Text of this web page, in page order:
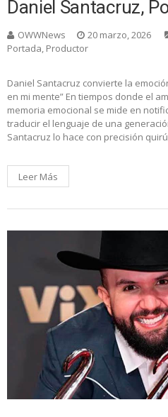
Daniel Santacruz,
OWWNews 20 marzo, 2026
Portada, Productor
Daniel Santacruz convierte la
en mi mente” En tiempos donde el
memoria emocional se mide en
traducir el lenguaje de una
Santacruz lo hace con precisión
Leer Más